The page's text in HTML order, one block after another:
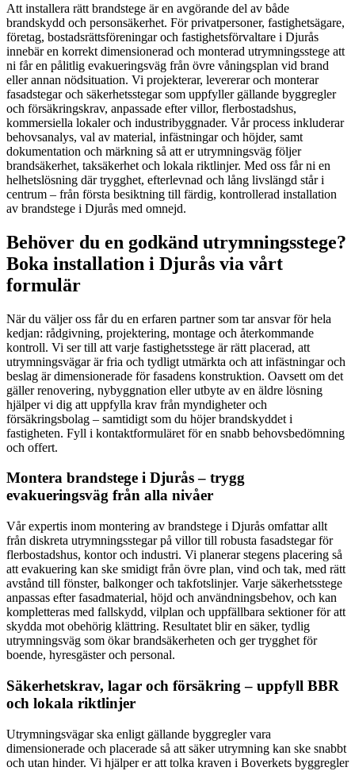
Att installera rätt brandstege är en avgörande del av både
brandskydd och personsäkerhet. För privatpersoner, fastighetsägare,
företag, bostadsrättsföreningar och fastighetsförvaltare i Djurås
innebär en korrekt dimensionerad och monterad utrymningsstege att
ni får en pålitlig evakueringsväg från övre våningsplan vid brand
eller annan nödsituation. Vi projekterar, levererar och monterar
fasadstegar och säkerhetsstegar som uppfyller gällande byggregler
och försäkringskrav, anpassade efter villor, flerbostadshus,
kommersiella lokaler och industribyggnader. Vår process inkluderar
behovsanalys, val av material, infästningar och höjder, samt
dokumentation och märkning så att er utrymningsväg följer
brandsäkerhet, taksäkerhet och lokala riktlinjer. Med oss får ni en
helhetslösning där trygghet, efterlevnad och lång livslängd står i
centrum – från första besiktning till färdig, kontrollerad installation
av brandstege i Djurås med omnejd.
Behöver du en godkänd utrymningsstege?
Boka installation i Djurås via vårt
formulär
När du väljer oss får du en erfaren partner som tar ansvar för hela
kedjan: rådgivning, projektering, montage och återkommande
kontroll. Vi ser till att varje fastighetsstege är rätt placerad, att
utrymningsvägar är fria och tydligt utmärkta och att infästningar och
beslag är dimensionerade för fasadens konstruktion. Oavsett om det
gäller renovering, nybyggnation eller utbyte av en äldre lösning
hjälper vi dig att uppfylla krav från myndigheter och
försäkringsbolag – samtidigt som du höjer brandskyddet i
fastigheten. Fyll i kontaktformuläret för en snabb behovsbedömning
och offert.
Montera brandstege i Djurås – trygg
evakueringsväg från alla nivåer
Vår expertis inom montering av brandstege i Djurås omfattar allt
från diskreta utrymningsstegar på villor till robusta fasadstegar för
flerbostadshus, kontor och industri. Vi planerar stegens placering så
att evakuering kan ske smidigt från övre plan, vind och tak, med rätt
avstånd till fönster, balkonger och takfotslinjer. Varje säkerhetsstege
anpassas efter fasadmaterial, höjd och användningsbehov, och kan
kompletteras med fallskydd, vilplan och uppfällbara sektioner för att
skydda mot obehörig klättring. Resultatet blir en säker, tydlig
utrymningsväg som ökar brandsäkerheten och ger trygghet för
boende, hyresgäster och personal.
Säkerhetskrav, lagar och försäkring – uppfyll BBR
och lokala riktlinjer
Utrymningsvägar ska enligt gällande byggregler vara
dimensionerade och placerade så att säker utrymning kan ske snabbt
och utan hinder. Vi hjälper er att tolka kraven i Boverkets byggregler